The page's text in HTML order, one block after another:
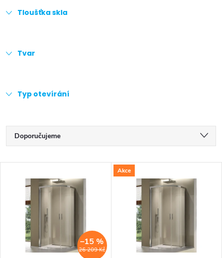
Tloušťka skla
Tvar
Typ otevírání
Ř
a
Doporučujeme
Nejprodávanější
Abecedně
26 209 Kč
–15 %
Akce